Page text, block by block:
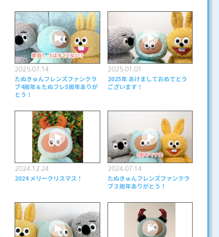
2025.07.14
たぬきゅんフレンズファンクラ
ブ4周年＆たぬフレ5周年ありが
とう！
2025.01.01
2025年 あけましておめでとう
ございます！
2024.12.24
2024 メリークリスマス！
2024.07.14
たぬきゅんフレンズファンクラ
ブ３周年ありがとう！